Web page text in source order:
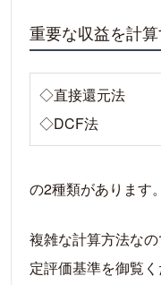
重要な収益を計
◇直接還元法
◇DCF法
の2種類があります。
複雑な計算方法な
定評価基準を御覧く